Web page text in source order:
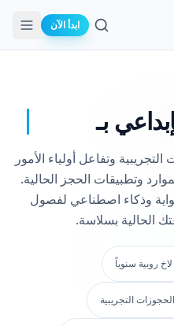
ابدأ الآن
بـ
وتفاعل أولياء الأمور
وتطبيقات الحجز الحالية.
وذكاء اصطناعي لفصول
الحالية بسلاسة.